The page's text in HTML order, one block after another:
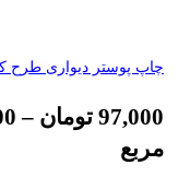
چاپ پوستر دیواری طرح
97,000 تومان –
مربع